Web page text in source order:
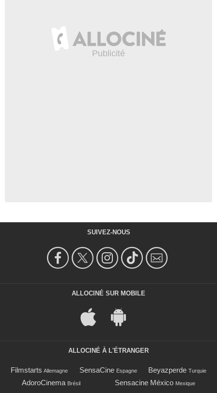
SUIVEZ-NOUS
ALLOCINÉ SUR MOBILE
ALLOCINÉ À L'ÉTRANGER
Filmstarts Allemagne SensaCine Espagne Beyazperde Turquie
AdoroCinema Brésil Sensacine México Mexique